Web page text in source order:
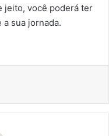
jeito, você poderá ter
sua jornada.